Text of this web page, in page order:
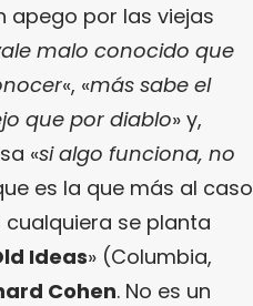
apego por las viejas
malo conocido que
«, «más sabe el
que por diablo» y,
«si algo funciona, no
es la que más al caso
se planta
Ideas» (Columbia,
Cohen. No es un